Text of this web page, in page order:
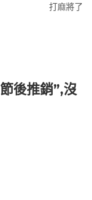
打麻將了
後推銷”,沒